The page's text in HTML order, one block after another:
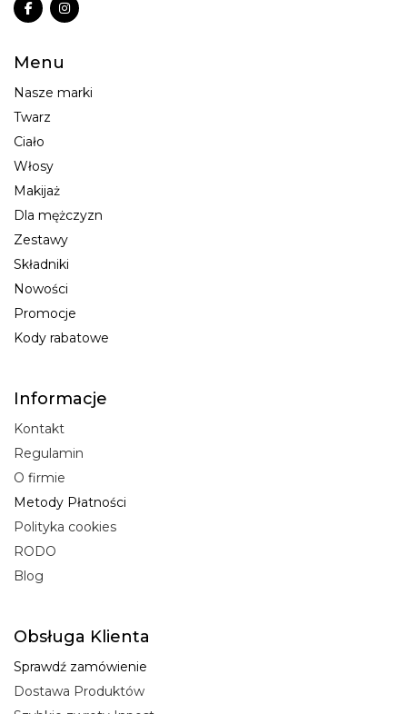
Menu
Nasze marki
Twarz
Ciało
Włosy
Makijaż
Dla mężczyzn
Zestawy
Składniki
Nowości
Promocje
Kody rabatowe
Informacje
Kontakt
Regulamin
O firmie
Metody Płatności
Polityka cookies
RODO
Blog
Obsługa Klienta
Sprawdź zamówienie
Dostawa Produktów